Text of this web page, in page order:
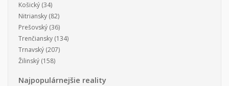
Košický (34)
Nitriansky (82)
Prešovský (36)
Trenčiansky (134)
Trnavský (207)
Žilinský (158)
Najpopulárnejšie reality